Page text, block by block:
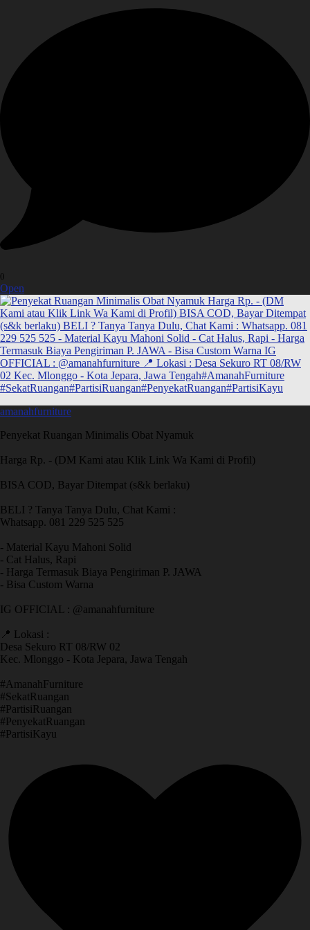
0
Open
amanahfurniture
Penyekat Ruangan Minimalis Obat Nyamuk
Harga Rp. - (DM Kami atau Klik Link Wa Kami di Profil)
BISA COD, Bayar Ditempat (s&k berlaku)
BELI ? Tanya Tanya Dulu, Chat Kami :
Whatsapp. 081 229 525 525
- Material Kayu Mahoni Solid
- Cat Halus, Rapi
- Harga Termasuk Biaya Pengiriman P. JAWA
- Bisa Custom Warna
IG OFFICIAL : @amanahfurniture
📍 Lokasi :
Desa Sekuro RT 08/RW 02
Kec. Mlonggo - Kota Jepara, Jawa Tengah
​#AmanahFurniture
​#SekatRuangan
​#PartisiRuangan
​#PenyekatRuangan
​#PartisiKayu